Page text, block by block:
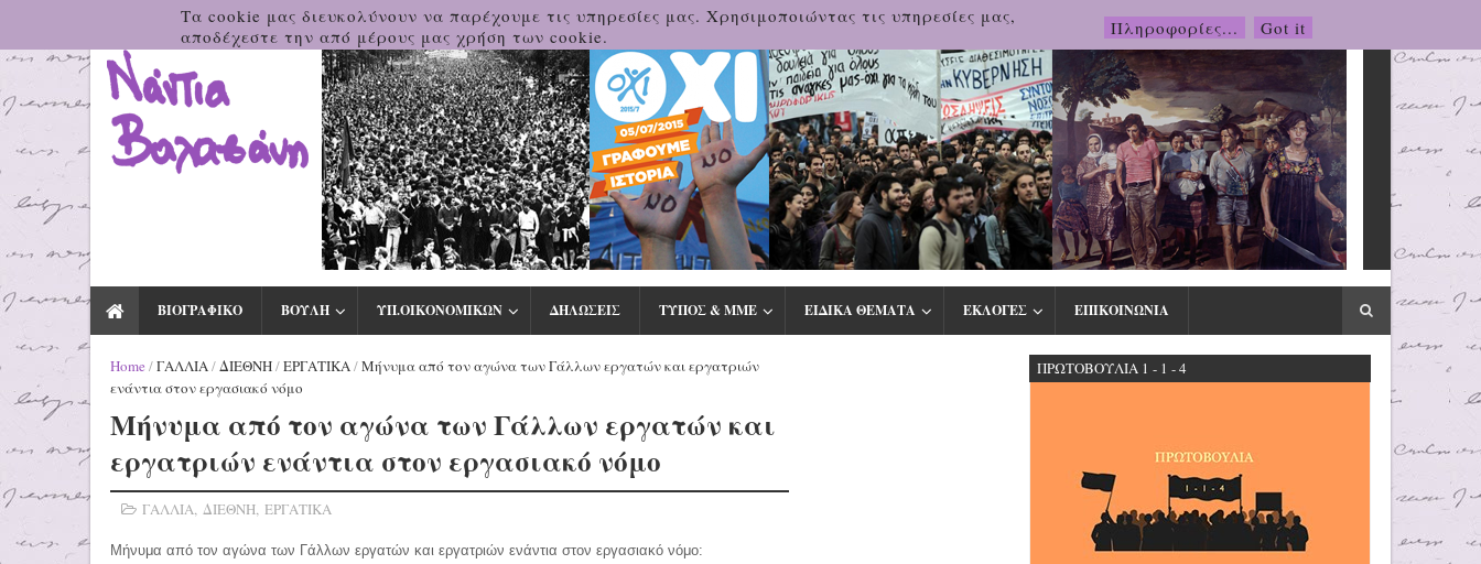
ΒΙΟΓΡΑΦΙΚΟ ΒΟΥΛΗ ΥΠ.ΟΙΚΟΝΟΜΙΚΩΝ ΔΗΛΩΣΕΙΣ ΤΥΠΟΣ & ΜΜΕ ΕΙΔΙΚΑ ΘΕΜΑΤΑ ΕΚΛΟΓΕΣ ΕΠΙΚΟΙΝΩΝΙΑ
Home /ΓΑΛΛΙΑ/ΔΙΕΘΝΗ/ΕΡΓΑΤΙΚΑ/Μήνυμα από τον αγώνα των Γάλλων εργατών και εργατριών
ενάντια στον εργασιακό νόμο
Μήνυμα από τον αγώνα των Γάλλων εργατών και
εργατριών ενάντια στον εργασιακό νόμο
ΓΑΛΛΙΑ, ΔΙΕΘΝΗ, ΕΡΓΑΤΙΚΑ
Μήνυμα από τον αγώνα των Γάλλων εργατών και εργατριών ενάντια στον εργασιακό νόμο:
ΠΡΩΤΟΒΟΥΛΙΑ 1 - 1 - 4
Τα cookie μας διευκολύνουν να παρέχουμε τις υπηρεσίες μας. Χρησιμοποιώντας τις υπηρεσίες μας,
αποδέχεστε την από μέρους μας χρήση των cookie.
Πληροφορίες... Got it